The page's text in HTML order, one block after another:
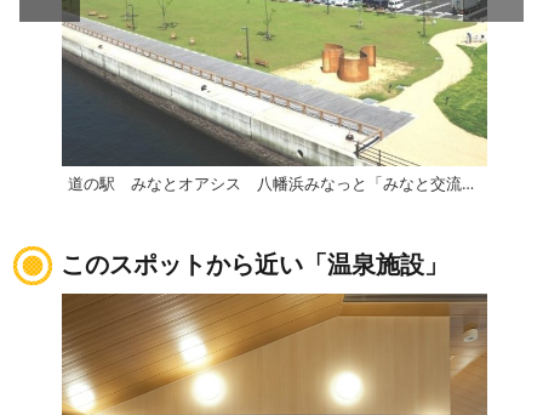
道の駅 みなとオアシス 八幡浜みなっと「みなと交流館」
このスポットから近い「温泉施設」